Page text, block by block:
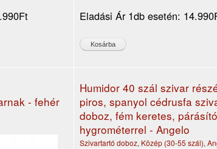
Eladási Ár 1db esetén:
- fehér
Humidor 40 szál szivar
piros, spanyol cédrusfa
doboz, fém keretes,
hygrométerrel - Angelo
Szivartartó doboz, Közép (30-55 szál),